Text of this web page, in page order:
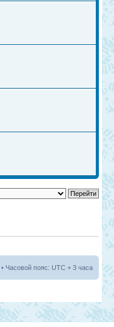
• Часовой пояс: UTC + 3 часа